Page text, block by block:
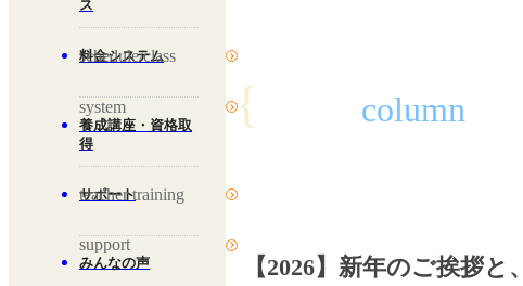
ス
schedule/class
料金システム
system
養成講座・資格取
得
teacher training
サポート
support
みんなの声
{ column
【2026】新年のご挨拶と